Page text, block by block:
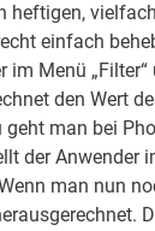
heftigen,
einfach
im Menü
den Wert
man bei
der
man nun